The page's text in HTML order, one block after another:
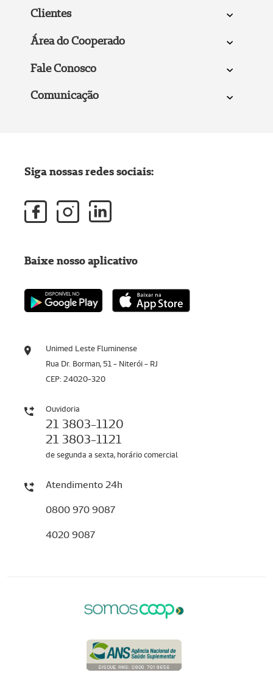
Clientes
Área do Cooperado
Fale Conosco
Comunicação
Unimed Leste Fluminense
Rua Dr. Borman, 51 - Niterói - RJ
CEP: 24020-320
Ouvidoria
21 3803-1120
21 3803-1121
de segunda a sexta, horário comercial
Atendimento 24h
0800 970 9087
4020 9087
Siga nossas redes sociais:
Baixe nosso aplicativo